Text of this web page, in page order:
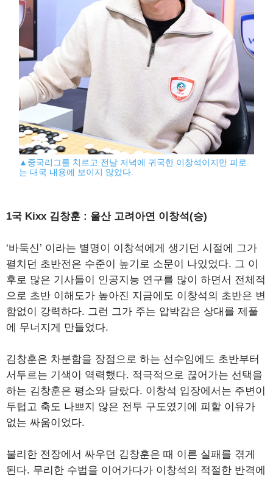
▲중국리그를 치르고 전날 저녁에 귀국한 이창석이지만 피로
는 대국 내용에 보이지 않았다.
1국 Kixx 김창훈 : 울산 고려아연 이창석(승)
‘바둑신’ 이라는 별명이 이창석에게 생기던 시절에 그가
펼치던 초반전은 수준이 높기로 소문이 나있었다. 그 이
후로 많은 기사들이 인공지능 연구를 많이 하면서 전체적
으로 초반 이해도가 높아진 지금에도 이창석의 초반은 변
함없이 강력하다. 그런 그가 주는 압박감은 상대를 제풀
에 무너지게 만들었다.
김창훈은 차분함을 장점으로 하는 선수임에도 초반부터
서두르는 기색이 역력했다. 적극적으로 끊어가는 선택을
하는 김창훈은 평소와 달랐다. 이창석 입장에서는 주변이
두텁고 축도 나쁘지 않은 전투 구도였기에 피할 이유가
없는 싸움이었다.
불리한 전장에서 싸우던 김창훈은 때 이른 실패를 겪게
된다. 무리한 수법을 이어가다가 이창석의 적절한 반격에